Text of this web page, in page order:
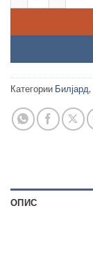
Категории Билјард,
ОПИС